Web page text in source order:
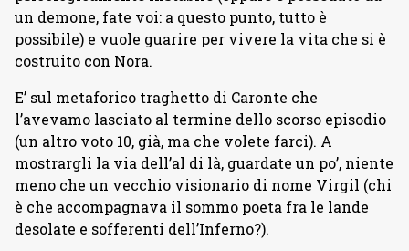
un demone, fate voi: a questo punto, tutto è
possibile) e vuole guarire per vivere la vita che si è
costruito con Nora.
E’ sul metaforico traghetto di Caronte che
l’avevamo lasciato al termine dello scorso episodio
(un altro voto 10, già, ma che volete farci). A
mostrargli la via dell’al di là, guardate un po’, niente
meno che un vecchio visionario di nome Virgil (chi
è che accompagnava il sommo poeta fra le lande
desolate e sofferenti dell’Inferno?).